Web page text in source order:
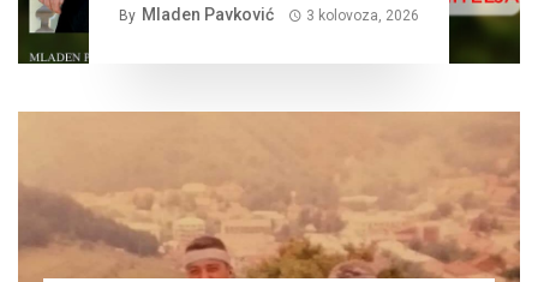
By Mladen Pavković 3 kolovoza, 2026